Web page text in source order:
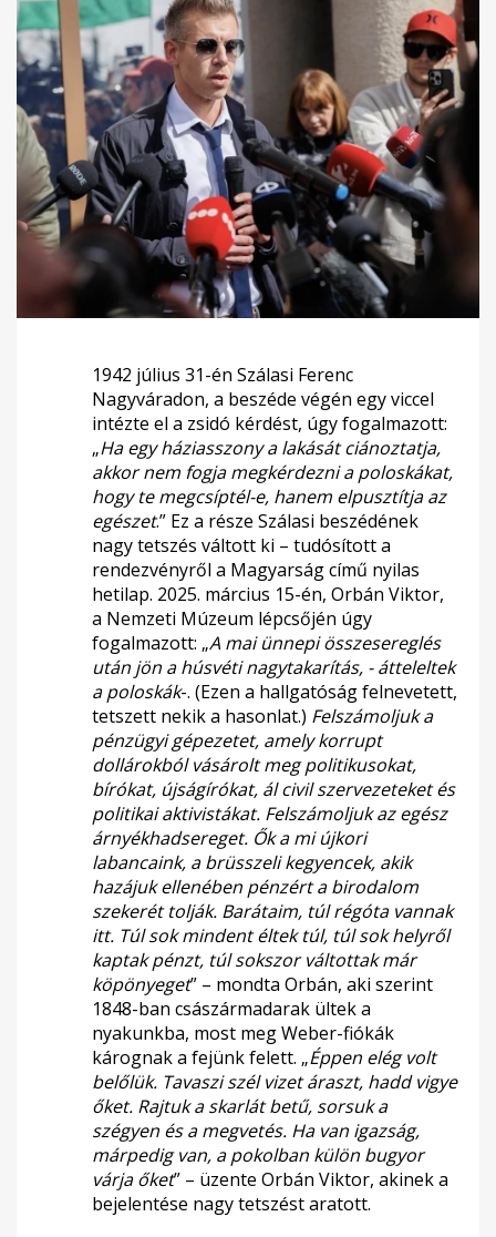
1942 július 31-én Szálasi Ferenc
Nagyváradon, a beszéde végén egy viccel
intézte el a zsidó kérdést, úgy fogalmazott:
„Ha egy háziasszony a lakását ciánoztatja,
akkor nem fogja megkérdezni a poloskákat,
hogy te megcsíptél-e, hanem elpusztítja az
egészet.” Ez a része Szálasi beszédének
nagy tetszés váltott ki – tudósított a
rendezvényről a Magyarság című nyilas
hetilap. 2025. március 15-én, Orbán Viktor,
a Nemzeti Múzeum lépcsőjén úgy
fogalmazott: „A mai ünnepi összesereglés
után jön a húsvéti nagytakarítás, - átteleltek
a poloskák-. (Ezen a hallgatóság felnevetett,
tetszett nekik a hasonlat.) Felszámoljuk a
pénzügyi gépezetet, amely korrupt
dollárokból vásárolt meg politikusokat,
bírókat, újságírókat, ál civil szervezeteket és
politikai aktivistákat. Felszámoljuk az egész
árnyékhadsereget. Ők a mi újkori
labancaink, a brüsszeli kegyencek, akik
hazájuk ellenében pénzért a birodalom
szekerét tolják. Barátaim, túl régóta vannak
itt. Túl sok mindent éltek túl, túl sok helyről
kaptak pénzt, túl sokszor váltottak már
köpönyeget” – mondta Orbán, aki szerint
1848-ban császármadarak ültek a
nyakunkba, most meg Weber-fiókák
kárognak a fejünk felett. „Éppen elég volt
belőlük. Tavaszi szél vizet áraszt, hadd vigye
őket. Rajtuk a skarlát betű, sorsuk a
szégyen és a megvetés. Ha van igazság,
márpedig van, a pokolban külön bugyor
várja őket” – üzente Orbán Viktor, akinek a
bejelentése nagy tetszést aratott.